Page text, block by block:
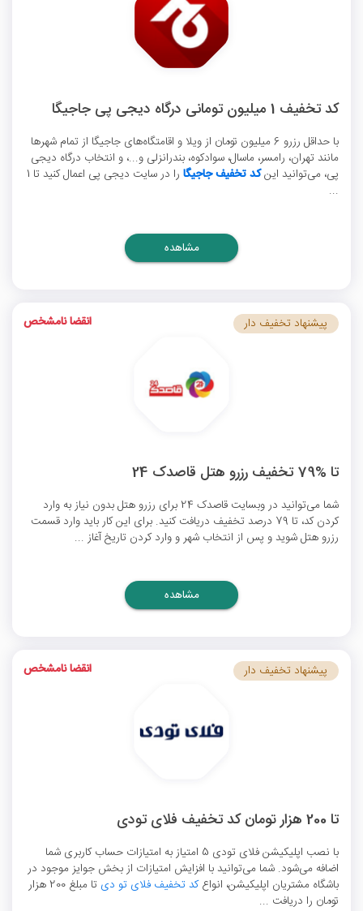
کد تخفیف 1 میلیون تومانی درگاه دیجی پی جاجیگا
با حداقل رزرو 6 میلیون تومان از ویلا و اقامتگاه‌های جاجیگا از تمام شهرها
مانند تهران، رامسر، ماسال، سوادکوه، بندرانزلی و...، و انتخاب درگاه دیجی
پی، می‌توانید اینکد تخفیف جاجیگا
را در سایت دیجی پی اعمال کنید تا 1
...
مشاهده
تا %79 تخفیف رزرو هتل قاصدک 24
شما می‌توانید در وبسایت قاصدک 24 برای رزرو هتل بدون نیاز به وارد
کردن کد، تا 79 درصد تخفیف دریافت کنید. برای این کار باید وارد قسمت
رزرو هتل شوید و پس از انتخاب شهر و وارد کردن تاریخ آغاز ...
پیشنهاد تخفیف دار انقضا نامشخص
مشاهده
تا 200 هزار تومان کد تخفیف فلای تودی
با نصب اپلیکیشن فلای تودی 5 امتیاز به امتیازات حساب کاربری شما
اضافه می‌شود. شما می‌توانید با افزایش امتیازات از بخش جوایز موجود در
باشگاه مشتریان اپلیکیشن، انواعکد تخفیف فلای تو دی
تا مبلغ 200 هزار
تومان را دریافت ...
پیشنهاد تخفیف دار انقضا نامشخص